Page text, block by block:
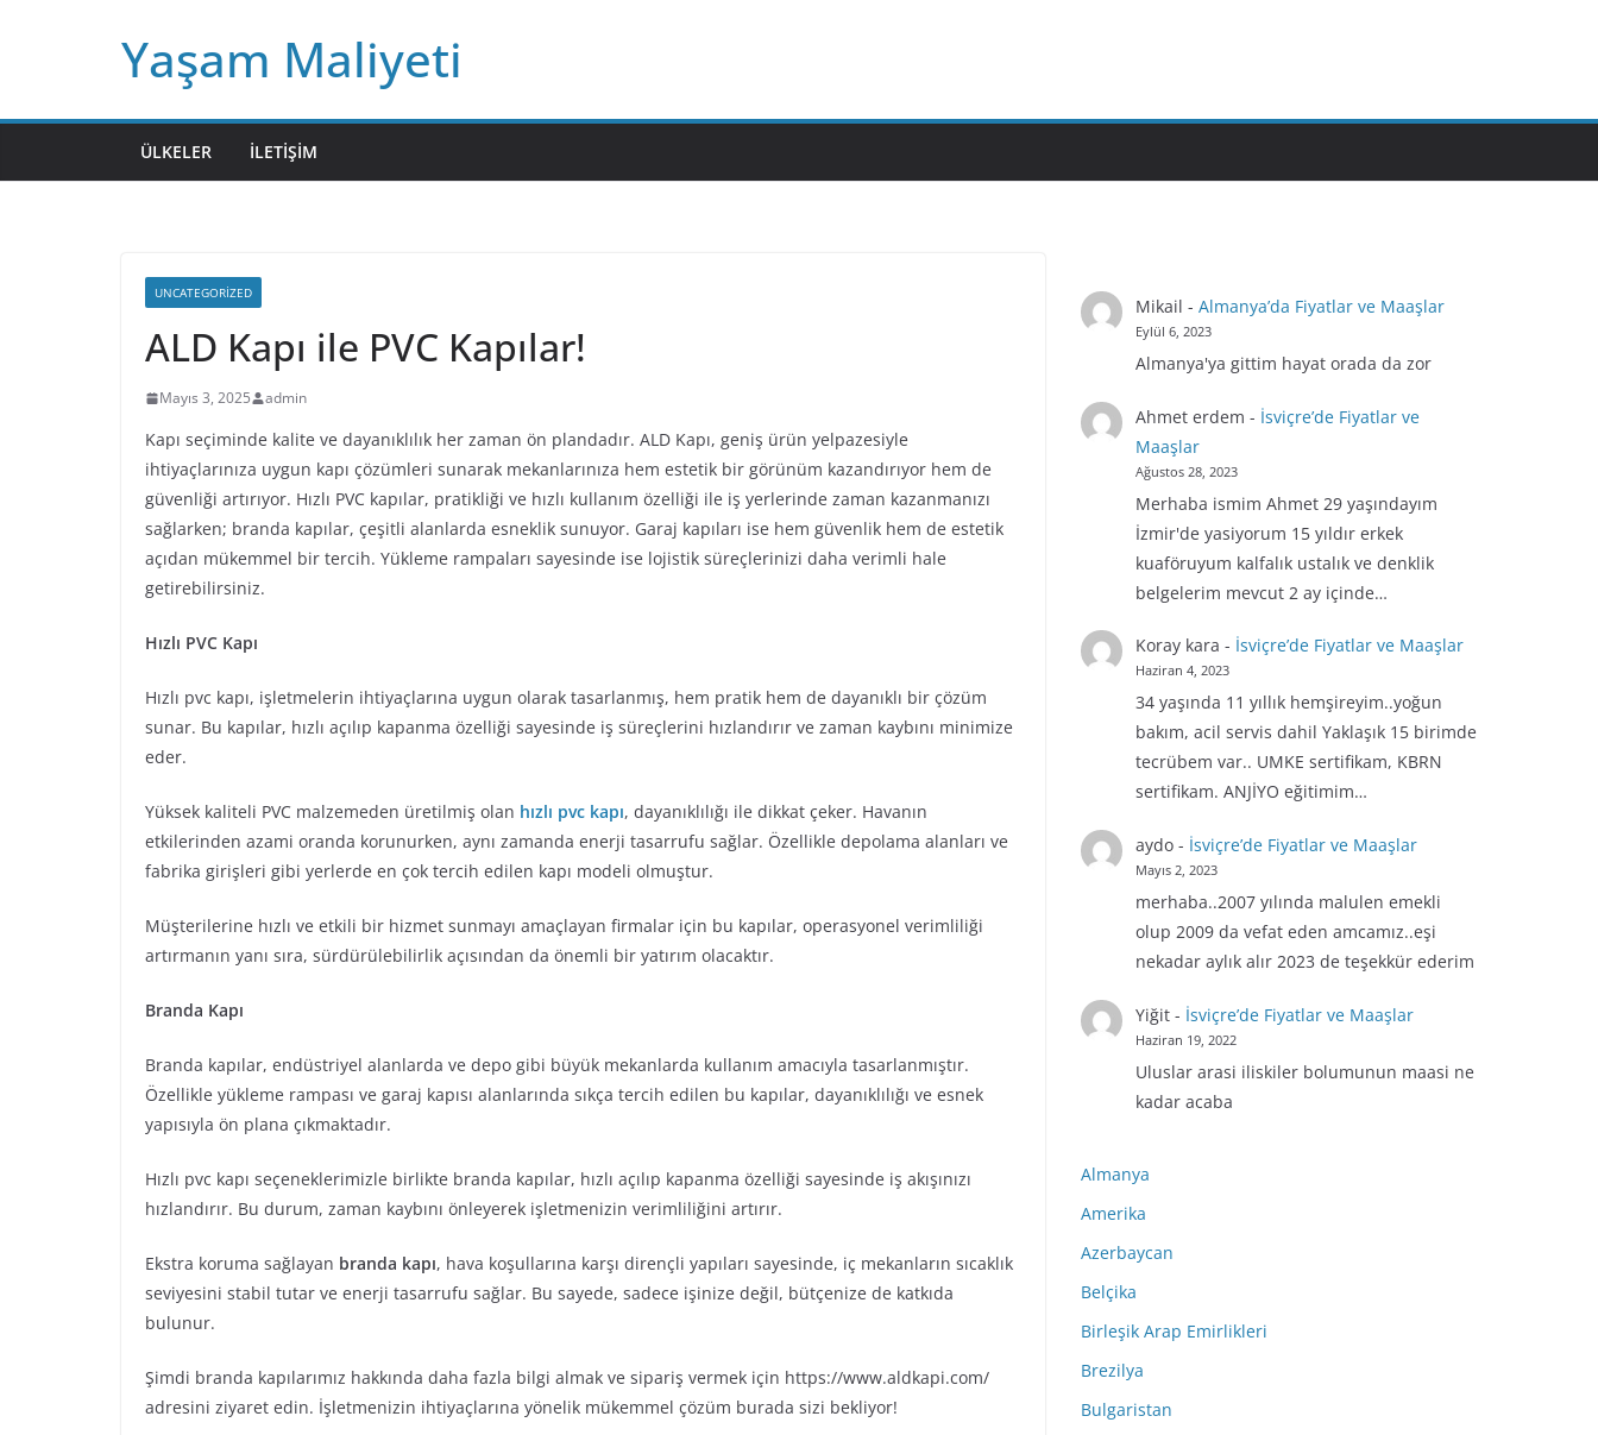
Yaşam Maliyeti
ÜLKELER İLETIŞIM
UNCATEGORIZED
ALD Kapı ile PVC Kapılar!
Mayıs 3, 2025 admin
Kapı seçiminde kalite ve dayanıklılık her zaman ön plandadır. ALD Kapı, geniş ürün yelpazesiyle
ihtiyaçlarınıza uygun kapı çözümleri sunarak mekanlarınıza hem estetik bir görünüm kazandırıyor hem de
güvenliği artırıyor. Hızlı PVC kapılar, pratikliği ve hızlı kullanım özelliği ile iş yerlerinde zaman kazanmanızı
sağlarken; branda kapılar, çeşitli alanlarda esneklik sunuyor. Garaj kapıları ise hem güvenlik hem de estetik
açıdan mükemmel bir tercih. Yükleme rampaları sayesinde ise lojistik süreçlerinizi daha verimli hale
getirebilirsiniz.
Hızlı PVC Kapı
Hızlı pvc kapı, işletmelerin ihtiyaçlarına uygun olarak tasarlanmış, hem pratik hem de dayanıklı bir çözüm
sunar. Bu kapılar, hızlı açılıp kapanma özelliği sayesinde iş süreçlerini hızlandırır ve zaman kaybını minimize
eder.
Yüksek kaliteli PVC malzemeden üretilmiş olan hızlı pvc kapı, dayanıklılığı ile dikkat çeker. Havanın
etkilerinden azami oranda korunurken, aynı zamanda enerji tasarrufu sağlar. Özellikle depolama alanları ve
fabrika girişleri gibi yerlerde en çok tercih edilen kapı modeli olmuştur.
Müşterilerine hızlı ve etkili bir hizmet sunmayı amaçlayan firmalar için bu kapılar, operasyonel verimliliği
artırmanın yanı sıra, sürdürülebilirlik açısından da önemli bir yatırım olacaktır.
Branda Kapı
Branda kapılar, endüstriyel alanlarda ve depo gibi büyük mekanlarda kullanım amacıyla tasarlanmıştır.
Özellikle yükleme rampası ve garaj kapısı alanlarında sıkça tercih edilen bu kapılar, dayanıklılığı ve esnek
yapısıyla ön plana çıkmaktadır.
Hızlı pvc kapı seçeneklerimizle birlikte branda kapılar, hızlı açılıp kapanma özelliği sayesinde iş akışınızı
hızlandırır. Bu durum, zaman kaybını önleyerek işletmenizin verimliliğini artırır.
Ekstra koruma sağlayan branda kapı, hava koşullarına karşı dirençli yapıları sayesinde, iç mekanların sıcaklık
seviyesini stabil tutar ve enerji tasarrufu sağlar. Bu sayede, sadece işinize değil, bütçenize de katkıda
bulunur.
Şimdi branda kapılarımız hakkında daha fazla bilgi almak ve sipariş vermek için https://www.aldkapi.com/
adresini ziyaret edin. İşletmenizin ihtiyaçlarına yönelik mükemmel çözüm burada sizi bekliyor!
Mikail - Almanya’da Fiyatlar ve Maaşlar
Eylül 6, 2023
Almanya'ya gittim hayat orada da zor
Ahmet erdem - İsviçre’de Fiyatlar ve
Maaşlar
Ağustos 28, 2023
Merhaba ismim Ahmet 29 yaşındayım
İzmir'de yasiyorum 15 yıldır erkek
kuaföruyum kalfalık ustalık ve denklik
belgelerim mevcut 2 ay içinde…
Koray kara - İsviçre’de Fiyatlar ve Maaşlar
Haziran 4, 2023
34 yaşında 11 yıllık hemşireyim..yoğun
bakım, acil servis dahil Yaklaşık 15 birimde
tecrübem var.. UMKE sertifikam, KBRN
sertifikam. ANJİYO eğitimim…
aydo- İsviçre’de Fiyatlar ve Maaşlar
Mayıs 2, 2023
merhaba..2007 yılında malulen emekli
olup 2009 da vefat eden amcamız..eşi
nekadar aylık alır 2023 de teşekkür ederim
Yiğit- İsviçre’de Fiyatlar ve Maaşlar
Haziran 19, 2022
Uluslar arasi iliskiler bolumunun maasi ne
kadar acaba
Almanya
Amerika
Azerbaycan
Belçika
Birleşik Arap Emirlikleri
Brezilya
Bulgaristan